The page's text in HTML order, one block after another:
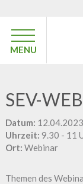
MENU
SEV-
Datum: 12.04.2023
Uhrzeit: 9.30 - 11
Ort: Webinar
Themen des